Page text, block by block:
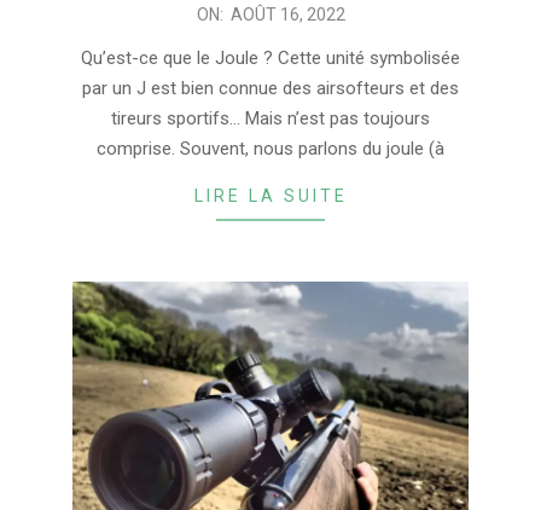
ON: AOÛT 16, 2022
Qu’est-ce que le Joule ? Cette unité symbolisée
par un J est bien connue des airsofteurs et des
tireurs sportifs… Mais n’est pas toujours
comprise. Souvent, nous parlons du joule (à
LIRE LA SUITE